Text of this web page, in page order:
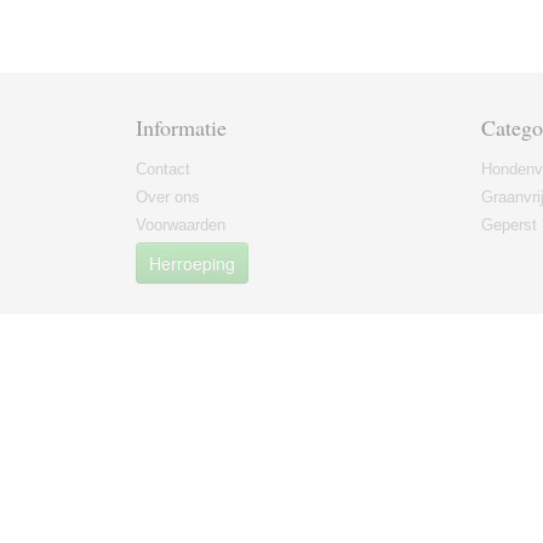
Informatie
Contact
Over ons
Voorwaarden
Herroeping
Geperst